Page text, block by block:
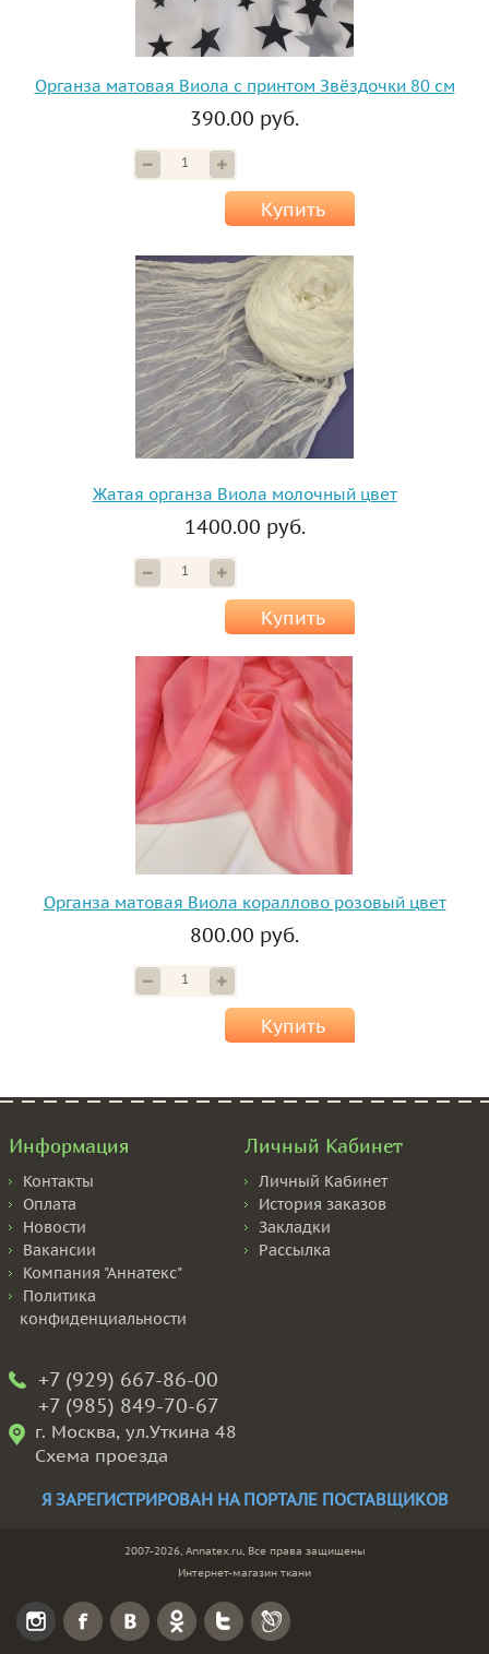
Органза матовая Виола с принтом Звёздочки 80 см
390.00 руб.
Купить
Жатая органза Виола молочный цвет
1400.00 руб.
Купить
Органза матовая Виола кораллово розовый цвет
800.00 руб.
Купить
Информация
Контакты
Оплата
Новости
Вакансии
Компания "Аннатекс"
Политика
конфиденциальности
Личный Кабинет
Личный Кабинет
История заказов
Закладки
Рассылка
+7 (929) 667-86-00
+7 (985) 849-70-67
г. Москва, ул.Уткина 48
Схема проезда
Я ЗАРЕГИСТРИРОВАН НА ПОРТАЛЕ ПОСТАВЩИКОВ
2007-2026, Annatex.ru, Все права защищены
Интернет-магазин ткани